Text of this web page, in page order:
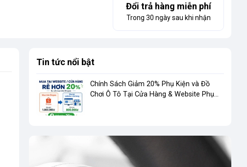
Đổi trả hàng miễn phí
Trong 30 ngày sau khi nhận
Tin tức nổi bật
Chính Sách Giảm 20% Phụ Kiện và Đồ
Chơi Ô Tô Tại Cửa Hàng & Website Phụ